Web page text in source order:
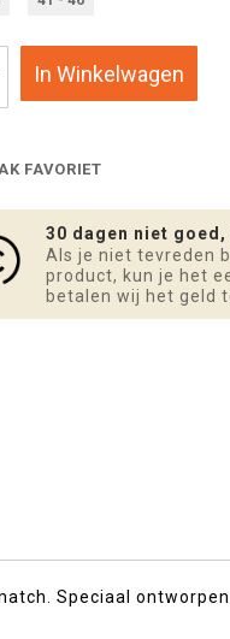
In Winkelwagen
FAVORIET
30 dagen niet
Als je niet tevreden
product, kun je het
betalen wij het geld
Speciaal